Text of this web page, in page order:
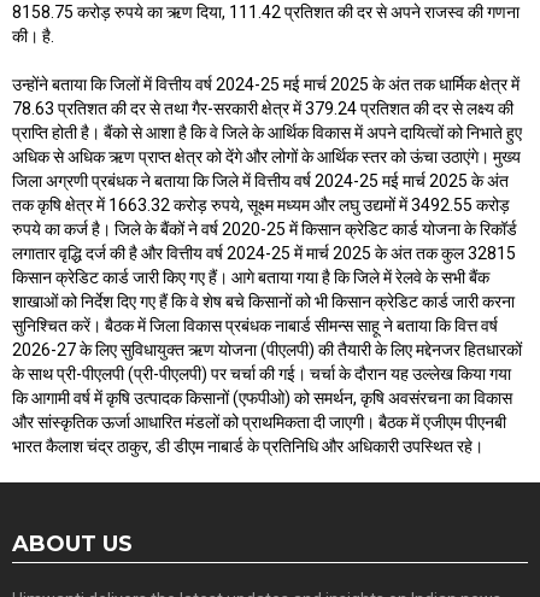
8158.75 करोड़ रुपये का ऋण दिया, 111.42 प्रतिशत की दर से अपने राजस्व की गणना
की। है.
उन्होंने बताया कि जिलों में वित्तीय वर्ष 2024-25 मई मार्च 2025 के अंत तक धार्मिक क्षेत्र में
78.63 प्रतिशत की दर से तथा गैर-सरकारी क्षेत्र में 379.24 प्रतिशत की दर से लक्ष्य की
प्राप्ति होती है। बैंको से आशा है कि वे जिले के आर्थिक विकास में अपने दायित्वों को निभाते हुए
अधिक से अधिक ऋण प्राप्त क्षेत्र को देंगे और लोगों के आर्थिक स्तर को ऊंचा उठाएंगे। मुख्य
जिला अग्रणी प्रबंधक ने बताया कि जिले में वित्तीय वर्ष 2024-25 मई मार्च 2025 के अंत
तक कृषि क्षेत्र में 1663.32 करोड़ रुपये, सूक्ष्म मध्यम और लघु उद्यमों में 3492.55 करोड़
रुपये का कर्ज है। जिले के बैंकों ने वर्ष 2020-25 में किसान क्रेडिट कार्ड योजना के रिकॉर्ड
लगातार वृद्धि दर्ज की है और वित्तीय वर्ष 2024-25 में मार्च 2025 के अंत तक कुल 32815
किसान क्रेडिट कार्ड जारी किए गए हैं। आगे बताया गया है कि जिले में रेलवे के सभी बैंक
शाखाओं को निर्देश दिए गए हैं कि वे शेष बचे किसानों को भी किसान क्रेडिट कार्ड जारी करना
सुनिश्चित करें। बैठक में जिला विकास प्रबंधक नाबार्ड सीमन्स साहू ने बताया कि वित्त वर्ष
2026-27 के लिए सुविधायुक्त ऋण योजना (पीएलपी) की तैयारी के लिए मद्देनजर हितधारकों
के साथ प्री-पीएलपी (प्री-पीएलपी) पर चर्चा की गई। चर्चा के दौरान यह उल्लेख किया गया
कि आगामी वर्ष में कृषि उत्पादक किसानों (एफपीओ) को समर्थन, कृषि अवसंरचना का विकास
और सांस्कृतिक ऊर्जा आधारित मंडलों को प्राथमिकता दी जाएगी। बैठक में एजीएम पीएनबी
भारत कैलाश चंद्र ठाकुर, डी डीएम नाबार्ड के प्रतिनिधि और अधिकारी उपस्थित रहे।
ABOUT US